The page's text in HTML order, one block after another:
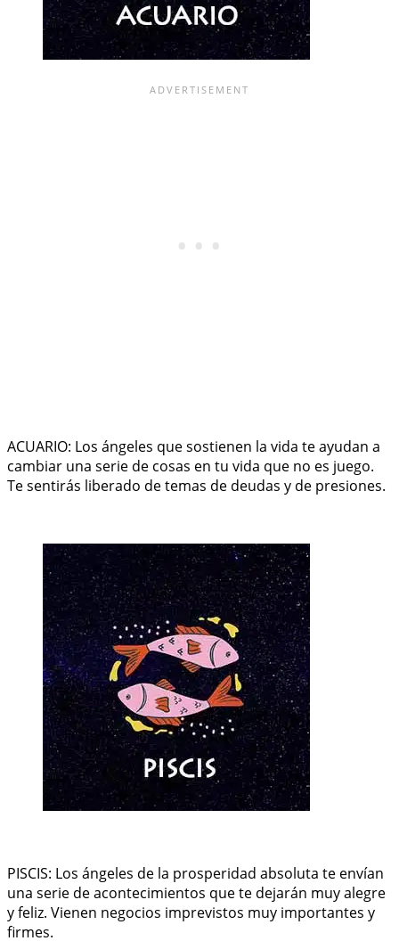
ACUARIO: Los ángeles que sostienen la vida te ayudan a
cambiar una serie de cosas en tu vida que no es juego.
Te sentirás liberado de temas de deudas y de presiones.
PISCIS: Los ángeles de la prosperidad absoluta te envían
una serie de acontecimientos que te dejarán muy alegre
y feliz. Vienen negocios imprevistos muy importantes y
firmes.